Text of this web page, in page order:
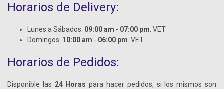
Horarios de Delivery:
Lunes a Sábados: 09:00 am - 07:00 pm . VET
Domingos: 10:00 am - 06:00 pm . VET
Horarios de Pedidos:
Disponible las 24 Horas para hacer pedidos, si los mismos son